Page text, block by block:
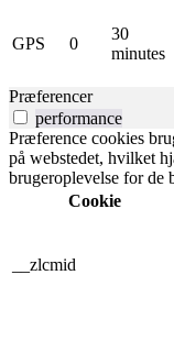
GPS 0
30
minutes
Præferencer
performance
Præference cookies
på webstedet, hvilket
brugeroplevelse for de
Cookie
__zlcmid